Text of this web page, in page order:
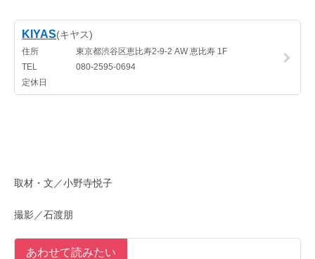
取材・文／小野寺悦子
撮影／石渡朋
あわせて読みたい